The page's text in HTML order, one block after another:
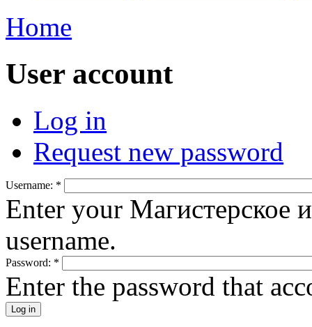
Home
User account
Log in
Request new password
Username: *
Enter your Магистерское
username.
Password: *
Enter the password that